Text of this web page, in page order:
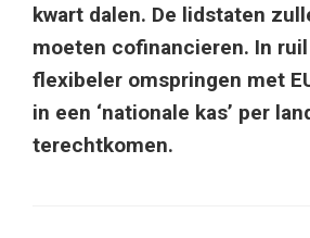
kwart dalen. De lidstaten
moeten cofinancieren. In
flexibeler omspringen met
in een ‘nationale kas’ per
terechtkomen.